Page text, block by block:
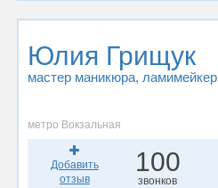
Юлия Грищук
мастер маникюра, ламимейкер
метро Вокзальная
Добавить
отзыв
100
звонков